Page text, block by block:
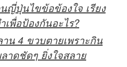
ญี่ปุ่นไขข้อข้องใจ เรียง
พื่อป้องกันอะไร?
น 4 ขวบตายเพราะกิน
าดชัดๆ ยิ่งใจสลาย